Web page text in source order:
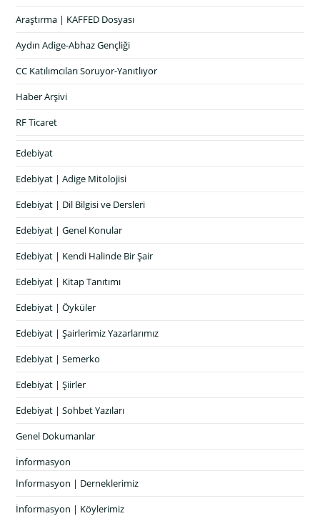
Araştırma | KAFFED Dosyası
Aydın Adige-Abhaz Gençliği
CC Katılımcıları Soruyor-Yanıtlıyor
Haber Arşivi
RF Ticaret
Edebiyat
Edebiyat | Adige Mitolojisi
Edebiyat | Dil Bilgisi ve Dersleri
Edebiyat | Genel Konular
Edebiyat | Kendi Halinde Bir Şair
Edebiyat | Kitap Tanıtımı
Edebiyat | Öyküler
Edebiyat | Şairlerimiz Yazarlarımız
Edebiyat | Semerko
Edebiyat | Şiirler
Edebiyat | Sohbet Yazıları
Genel Dokumanlar
İnformasyon
İnformasyon | Derneklerimiz
İnformasyon | Köylerimiz